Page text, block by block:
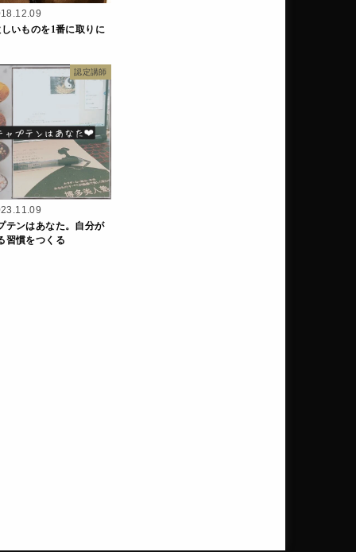
いものを1番に取りに
認定講師
テンはあなた。自分が
習慣をつくる